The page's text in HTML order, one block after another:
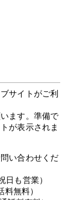
サイトがご利
ます。準備で
が表示されま
い合わせくだ
も営業）
無料）